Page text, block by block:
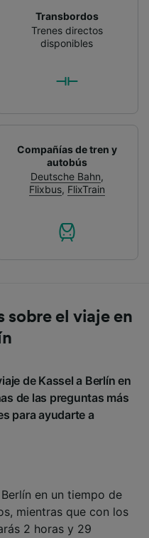
Transbordos
Trenes directos
disponibles
Compañías de tren y
autobús
Deutsche Bahn,
Flixbus, FlixTrain
sobre el viaje en
de Kassel a Berlín en
de las preguntas más
para ayudarte a
en un tiempo de
mientras que con los
2 horas y 29